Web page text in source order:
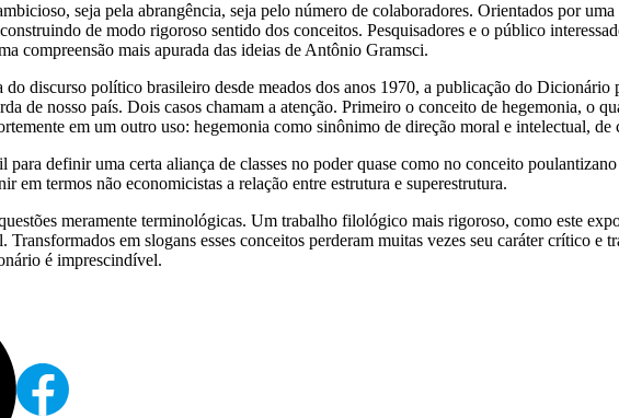
seja pela abrangência, seja pelo número de colaboradores. Orientados por
de modo rigoroso sentido dos conceitos. Pesquisadores e o público
compreensão mais apurada das ideias de Antônio Gramsci.
discurso político brasileiro desde meados dos anos 1970, a publicação do Dicionário
de nosso país. Dois casos chamam a atenção. Primeiro o conceito de hegemonia, o
em um outro uso: hegemonia como sinônimo de direção moral e intelectual, de
definir uma certa aliança de classes no poder quase como no conceito
em termos não economicistas a relação entre estrutura e superestrutura.
meramente terminológicas. Um trabalho filológico mais rigoroso, como este
em slogans esses conceitos perderam muitas vezes seu caráter crítico e
é imprescindível.